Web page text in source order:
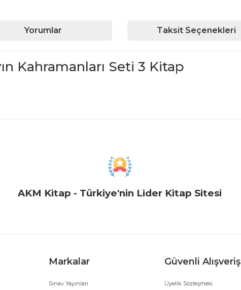
Yorumlar Taksit Seçenekleri
Kahramanları Seti 3 Kitap
Yorum Yaz
AKM Kitap - Türkiye'nin Lider Kitap Sitesi
Markalar
Sınav Yayınları
Güvenli Alışveriş
Üyelik Sözleşmesi